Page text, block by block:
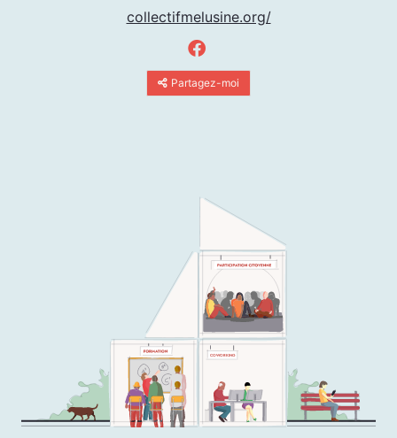
collectifmelusine.org/
Partagez-moi
COWORKING